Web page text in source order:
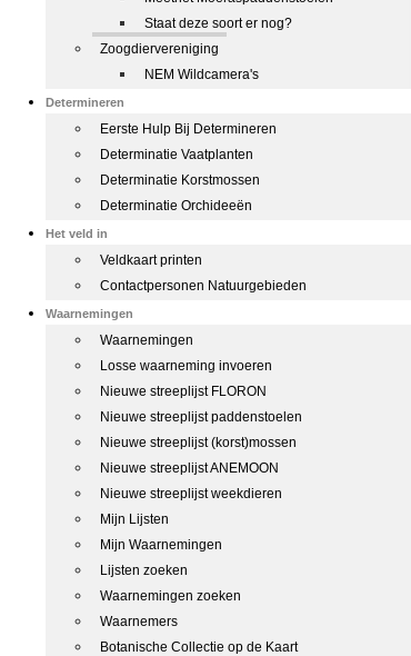
Staat deze soort er nog?
Zoogdiervereniging
NEM Wildcamera's
Determineren
Eerste Hulp Bij Determineren
Determinatie Vaatplanten
Determinatie Korstmossen
Determinatie Orchideeën
Het veld in
Veldkaart printen
Contactpersonen Natuurgebieden
Waarnemingen
Waarnemingen
Losse waarneming invoeren
Nieuwe streeplijst FLORON
Nieuwe streeplijst paddenstoelen
Nieuwe streeplijst (korst)mossen
Nieuwe streeplijst ANEMOON
Nieuwe streeplijst weekdieren
Mijn Lijsten
Mijn Waarnemingen
Lijsten zoeken
Waarnemingen zoeken
Waarnemers
Botanische Collectie op de Kaart